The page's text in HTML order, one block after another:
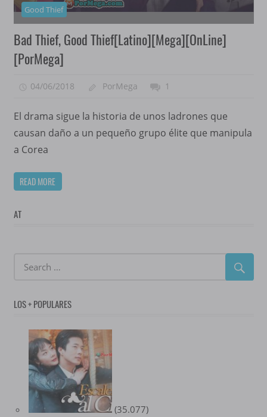
Good Thief
Bad Thief, Good Thief[Latino][Mega][OnLine]
[PorMega]
04/06/2018 PorMega 1
El drama sigue la historia de unos ladrones que
causan daño a un pequeño grupo élite que manipula
a Corea
READ MORE
AT
LOS + POPULARES
(35.077)